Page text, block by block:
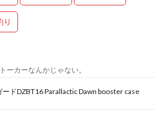
ーカーなんかじゃない。
ドDZBT16 Parallactic Dawn booster case